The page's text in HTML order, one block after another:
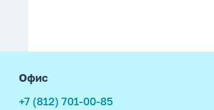
Офис
+7 (812) 701-00-85